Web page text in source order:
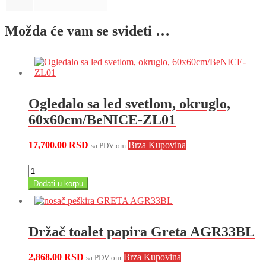
Možda će vam se svideti …
Ogledalo sa led svetlom, okruglo,
60x60cm/BeNICE-ZL01
17,700.00 RSD sa PDV-om Brza Kupovina
Ogledalo
sa
led
svetlom,
ZL01
Dodati u korpu
Držač toalet papira Greta AGR33BL
2,868.00 RSD sa PDV-om Brza Kupovina